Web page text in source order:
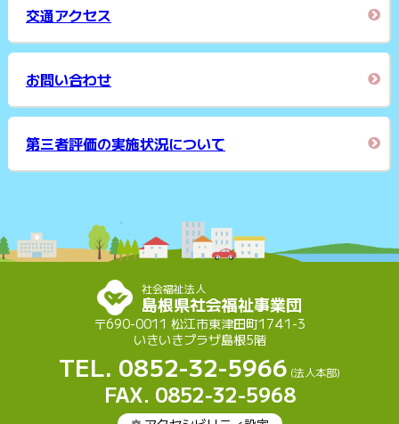
交通アクセス
お問い合わせ
第三者評価の実施状況について
社会福祉法人
島根県社会福祉事業団
〒690-0011 松江市東津田町1741-3
いきいきプラザ島根5階
TEL. 0852-32-5966 (法人本部)
FAX. 0852-32-5968